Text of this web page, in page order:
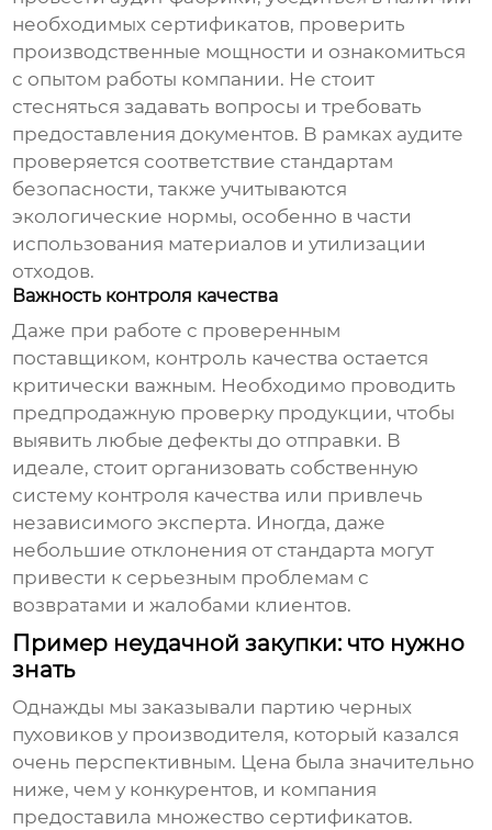
необходимых сертификатов, проверить
производственные мощности и ознакомиться
с опытом работы компании. Не стоит
стесняться задавать вопросы и требовать
предоставления документов. В рамках аудите
проверяется соответствие стандартам
безопасности, также учитываются
экологические нормы, особенно в части
использования материалов и утилизации
отходов.
Важность контроля качества
Даже при работе с проверенным
поставщиком, контроль качества остается
критически важным. Необходимо проводить
предпродажную проверку продукции, чтобы
выявить любые дефекты до отправки. В
идеале, стоит организовать собственную
систему контроля качества или привлечь
независимого эксперта. Иногда, даже
небольшие отклонения от стандарта могут
привести к серьезным проблемам с
возвратами и жалобами клиентов.
Пример неудачной закупки: что нужно
знать
Однажды мы заказывали партиючерных
пуховиков у производителя, который казался
очень перспективным. Цена была значительно
ниже, чем у конкурентов, и компания
предоставила множество сертификатов.